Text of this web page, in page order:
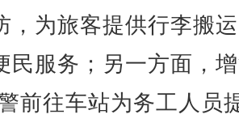
，为旅客提供行李搬
民服务；另一方面，
前往车站为务工人员